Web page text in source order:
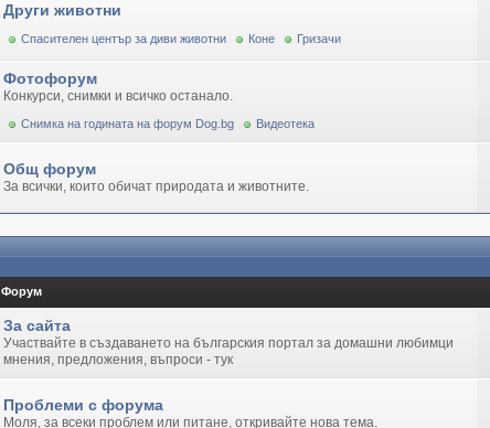
Други животни
Спасителен център за диви животни Коне Гризачи
Фотофорум
Конкурси, снимки и всичко останало.
Снимка на годината на форум Dog.bg Видеотека
Общ форум
За всички, които обичат природата и животните.
Форум
За сайта
Участвайте в създаването на българския портал за домашни любимци
мнения, предложения, въпроси - тук
Проблеми с форума
Моля, за всеки проблем или питане, откривайте нова тема.